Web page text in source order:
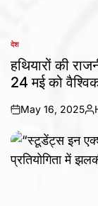
POSTED
देश
हथियारों की
24 मई को
on
May 16, 2025